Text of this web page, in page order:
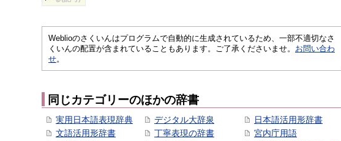
Weblioのさくいんはプログラムで自動的に生成されているため、一部不適切なさ
くいんの配置が含まれていることもあります。ご了承くださいませ。 お問い合わ
せ。
同じカテゴリーのほかの辞書
実用日本語表現辞典
文語活用形辞書
デジタル大辞泉
丁寧表現の辞書
日本語活用形辞書
宮内庁用語